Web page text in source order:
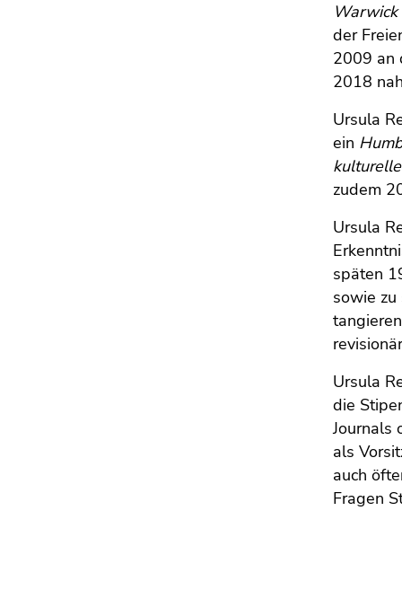
Warwick
der
2009 an
2018
Ursula
ein
zudem
Ursula
späten
sowie
Ursula
die
Journals
als
auch
Fragen